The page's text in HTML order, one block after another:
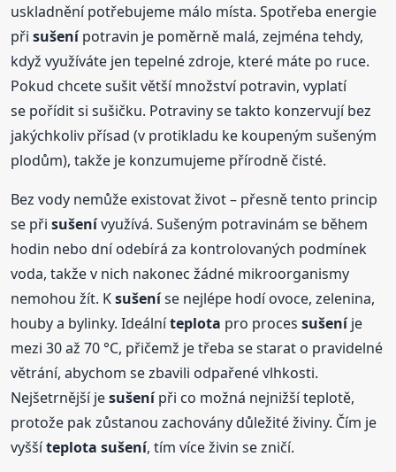
uskladnění potřebujeme málo místa. Spotřeba energie
přisušenípotravin je poměrně malá, zejména tehdy,
když využíváte jen tepelné zdroje, které máte po ruce.
Pokud chcete sušit větší množství potravin, vyplatí
se pořídit si sušičku. Potraviny se takto konzervují bez
jakýchkoliv přísad (v protikladu ke koupeným sušeným
plodům), takže je konzumujeme přírodně čisté.
Bez vody nemůže existovat život – přesně tento princip
se přisušenívyužívá. Sušeným potravinám se během
hodin nebo dní odebírá za kontrolovaných podmínek
voda, takže v nich nakonec žádné mikroorganismy
nemohou žít. Ksušeníse nejlépe hodí ovoce, zelenina,
houby a bylinky. Ideálníteplota pro processušeníje
mezi 30 až 70 °C, přičemž je třeba se starat o pravidelné
větrání, abychom se zbavili odpařené vlhkosti.
Nejšetrnější jesušenípři co možná nejnižší teplotě,
protože pak zůstanou zachovány důležité živiny. Čím je
vyššíteplota sušení, tím více živin se zničí.